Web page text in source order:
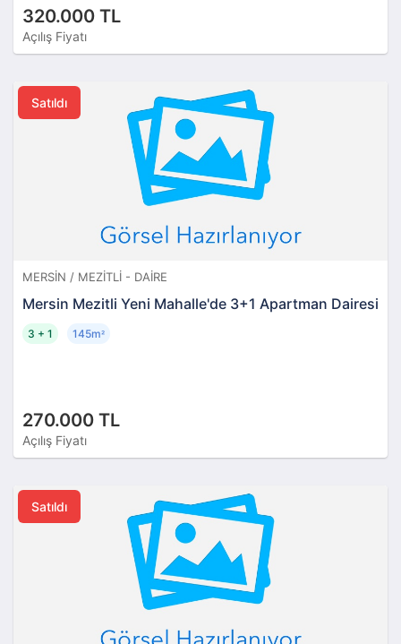
320.000 TL
Açılış Fiyatı
Satıldı
MERSIN / MEZITLI - DAIRE
Mersin Mezitli Yeni Mahalle'de 3+1 Apartman Dairesi
270.000 TL
Açılış Fiyatı
3 + 1 145m²
Satıldı